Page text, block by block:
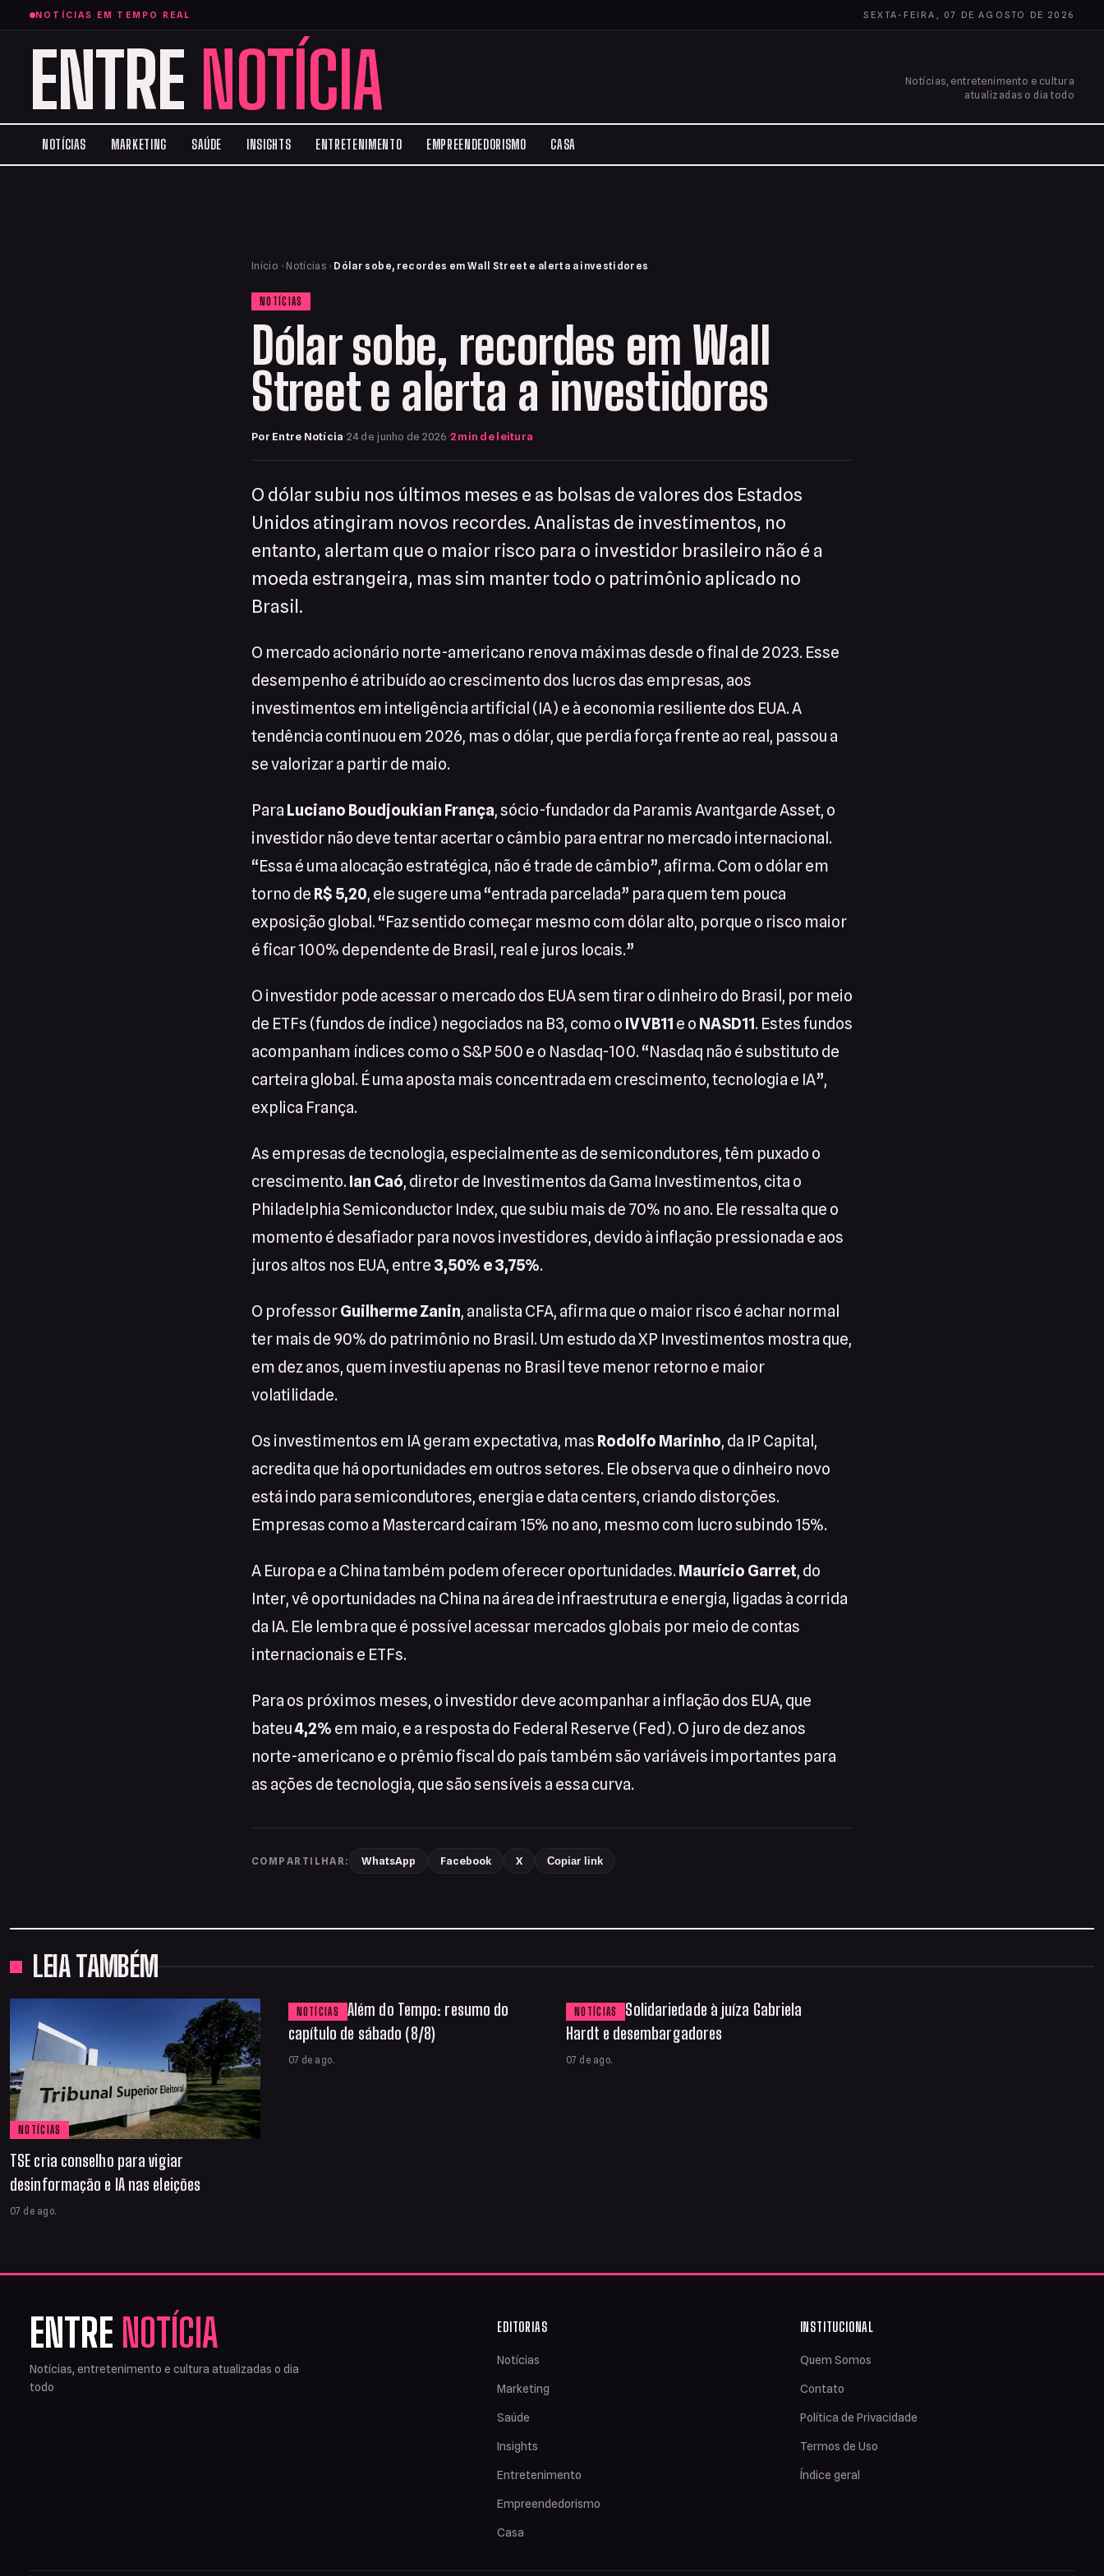
NOTÍCIAS EM TEMPO REAL SEXTA-FEIRA, 07 DE AGOSTO DE 2026
ENTRE NOTÍCIA
Notícias, entretenimento e cultura
atualizadas o dia todo
NOTÍCIAS MARKETING SAÚDE INSIGHTS ENTRETENIMENTO EMPREENDEDORISMO CASA
Início › Notícias › Dólar sobe, recordes em Wall Street e alerta a investidores
NOTÍCIAS
Dólar sobe, recordes em Wall
Street e alerta a investidores
Por Entre Notícia·24 de junho de 2026·2 min de leitura
O dólar subiu nos últimos meses e as bolsas de valores dos Estados
Unidos atingiram novos recordes. Analistas de investimentos, no
entanto, alertam que o maior risco para o investidor brasileiro não é a
moeda estrangeira, mas sim manter todo o patrimônio aplicado no
Brasil.
O mercado acionário norte-americano renova máximas desde o final de 2023. Esse
desempenho é atribuído ao crescimento dos lucros das empresas, aos
investimentos em inteligência artificial (IA) e à economia resiliente dos EUA. A
tendência continuou em 2026, mas o dólar, que perdia força frente ao real, passou a
se valorizar a partir de maio.
Para Luciano Boudjoukian França, sócio-fundador da Paramis Avantgarde Asset, o
investidor não deve tentar acertar o câmbio para entrar no mercado internacional.
“Essa é uma alocação estratégica, não é trade de câmbio”, afirma. Com o dólar em
torno de R$ 5,20, ele sugere uma “entrada parcelada” para quem tem pouca
exposição global. “Faz sentido começar mesmo com dólar alto, porque o risco maior
é ficar 100% dependente de Brasil, real e juros locais.”
O investidor pode acessar o mercado dos EUA sem tirar o dinheiro do Brasil, por meio
de ETFs (fundos de índice) negociados na B3, como o IVVB11 e o NASD11. Estes fundos
acompanham índices como o S&P 500 e o Nasdaq-100. “Nasdaq não é substituto de
carteira global. É uma aposta mais concentrada em crescimento, tecnologia e IA”,
explica França.
As empresas de tecnologia, especialmente as de semicondutores, têm puxado o
crescimento.Ian Caó, diretor de Investimentos da Gama Investimentos, cita o
Philadelphia Semiconductor Index, que subiu mais de 70% no ano. Ele ressalta que o
momento é desafiador para novos investidores, devido à inflação pressionada e aos
juros altos nos EUA, entre 3,50% e 3,75%.
O professorGuilherme Zanin, analista CFA, afirma que o maior risco é achar normal
ter mais de 90% do patrimônio no Brasil. Um estudo da XP Investimentos mostra que,
em dez anos, quem investiu apenas no Brasil teve menor retorno e maior
volatilidade.
Os investimentos em IA geram expectativa, mas Rodolfo Marinho, da IP Capital,
acredita que há oportunidades em outros setores. Ele observa que o dinheiro novo
está indo para semicondutores, energia e data centers, criando distorções.
Empresas como a Mastercard caíram 15% no ano, mesmo com lucro subindo 15%.
A Europa e a China também podem oferecer oportunidades.Maurício Garret, do
Inter, vê oportunidades na China na área de infraestrutura e energia, ligadas à corrida
da IA. Ele lembra que é possível acessar mercados globais por meio de contas
internacionais e ETFs.
Para os próximos meses, o investidor deve acompanhar a inflação dos EUA, que
bateu4,2% em maio, e a resposta do Federal Reserve (Fed). O juro de dez anos
norte-americano e o prêmio fiscal do país também são variáveis importantes para
as ações de tecnologia, que são sensíveis a essa curva.
COMPARTILHAR: WhatsApp Facebook X Copiar link
LEIA TAMBÉM
NOTÍCIAS
TSE cria conselho para vigiar
desinformação e IA nas eleições
07 de ago.
NOTÍCIAS
Além do Tempo: resumo do
capítulo de sábado (8/8)
07 de ago.
NOTÍCIAS
Solidariedade à juíza Gabriela
Hardt e desembargadores
07 de ago.
ENTRE NOTÍCIA
Notícias, entretenimento e cultura atualizadas o dia
todo
EDITORIAS
Notícias
Marketing
Saúde
Insights
Entretenimento
Empreendedorismo
Casa
INSTITUCIONAL
Quem Somos
Contato
Política de Privacidade
Termos de Uso
Índice geral